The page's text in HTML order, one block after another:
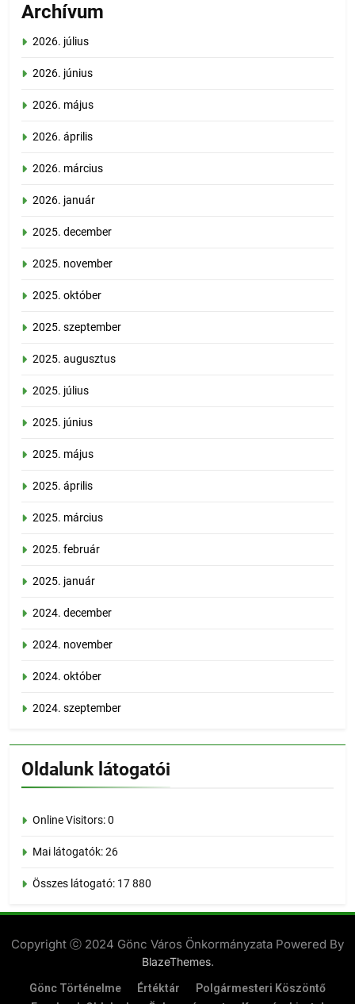
Archívum
2026. július
2026. június
2026. május
2026. április
2026. március
2026. január
2025. december
2025. november
2025. október
2025. szeptember
2025. augusztus
2025. július
2025. június
2025. május
2025. április
2025. március
2025. február
2025. január
2024. december
2024. november
2024. október
2024. szeptember
Oldalunk látogatói
Online Visitors:0
Mai látogatók:26
Összes látogató: 17 880
Copyright ⓒ 2024 Gönc Város Önkormányzata Powered By
BlazeThemes.
Gönc Történelme Értéktár
Polgármesteri Köszöntő